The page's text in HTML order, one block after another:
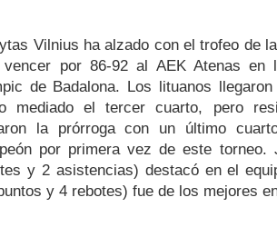
Vilnius ha alzado con el trofeo de
por 86-92 al AEK Atenas en
de Badalona. Los lituanos
mediado el tercer cuarto, pero
la prórroga con un último
por primera vez de este torneo.
y 2 asistencias) destacó en el
y 4 rebotes) fue de los mejores